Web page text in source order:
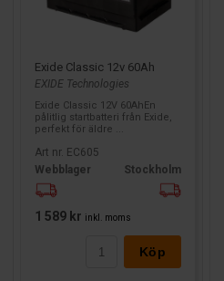
Exide Classic 12v 60Ah
EXIDE Technologies
Exide Classic 12V 60AhEn
pålitlig startbatteri från Exide,
perfekt för äldre ...
Art nr. EC605
Webblager
Stockholm
1 589 kr inkl. moms
Köp